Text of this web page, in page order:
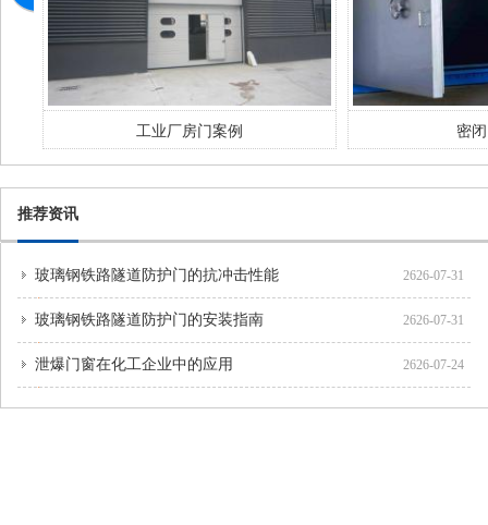
工业厂房门案例 密
推荐资讯
玻璃钢铁路隧道防护门的抗冲击性能 2626-07-31
玻璃钢铁路隧道防护门的安装指南 2626-07-31
泄爆门窗在化工企业中的应用 2626-07-24